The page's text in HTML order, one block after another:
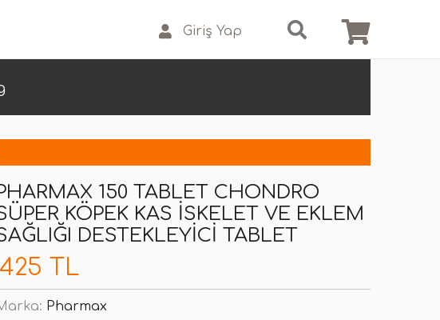
Giriş Yap
150 TABLET CHONDRO
KÖPEK KAS İSKELET VE EKLEM
DESTEKLEYICI TABLET
425 TL
Pharmax